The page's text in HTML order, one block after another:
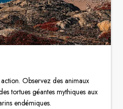
Observez des animaux
tortues géantes mythiques aux
endémiques.